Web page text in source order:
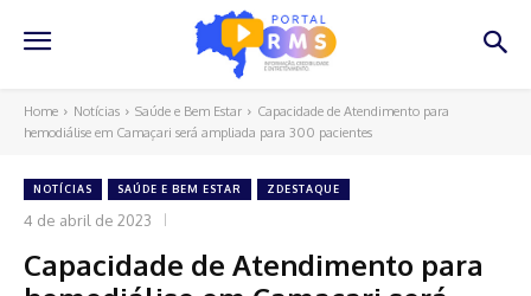
Home Notícias Saúde e Bem Estar
Capacidade de Atendimento para
hemodiálise em Camaçari será ampliada para 300 pacientes
NOTÍCIAS SAÚDE E BEM ESTAR ZDESTAQUE
4 de abril de 2023
Capacidade de Atendimento para